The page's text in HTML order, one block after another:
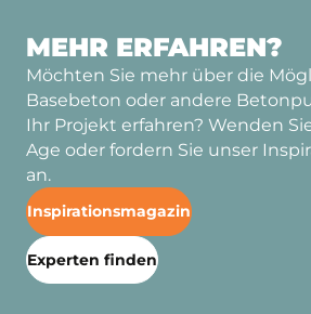
MEHR ERFAHREN?
Möchten Sie mehr über die
Basebeton oder andere
Ihr Projekt erfahren? Wenden
Age oder fordern Sie unser
an.
Inspirationsmagazin
Experten finden